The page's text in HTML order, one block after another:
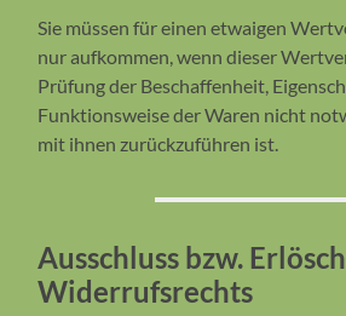
Sie müssen für einen etwaigen
nur aufkommen, wenn dieser
Prüfung der Beschaffenheit,
Funktionsweise der Waren nicht
mit ihnen zurückzuführen ist.
Ausschluss bzw.
Widerrufsrechts